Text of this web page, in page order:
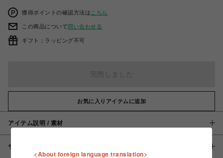
獲得ポイントの確認方法は こちら
この商品について問い合わせる
ギフト：ラッピング不可
お気に入りアイテムに追加
アイテム説明 / 素材
サイズ
<About foreign language translation>